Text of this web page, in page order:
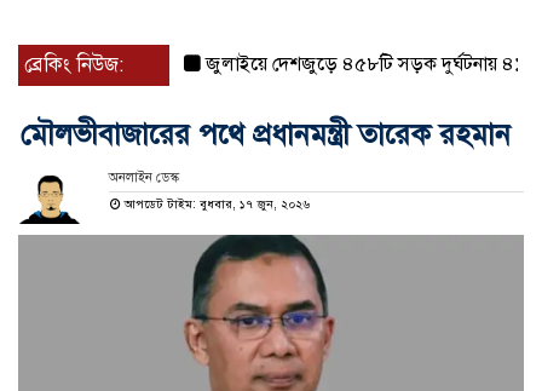
ব্রেকিং নিউজ: জুলাইয়ে দেশজুড়ে ৪৫৮টি সড়ক দুর্ঘটনায় ৪১৬ জন
মৌলভীবাজারের পথে প্রধানমন্ত্রী তারেক রহমান
অনলাইন ডেস্ক
আপডেট টাইম: বুধবার, ১৭ জুন, ২০২৬